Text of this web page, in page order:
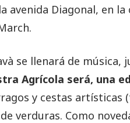
avenida Diagonal, en
se llenará de música,
Agrícola será, una
y cestas artísticas
verduras. Como